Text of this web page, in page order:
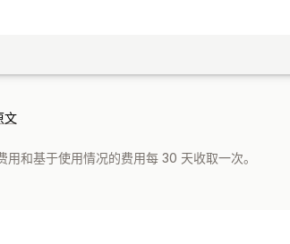
文
和基于使用情况的费用每 30 天收取一次。